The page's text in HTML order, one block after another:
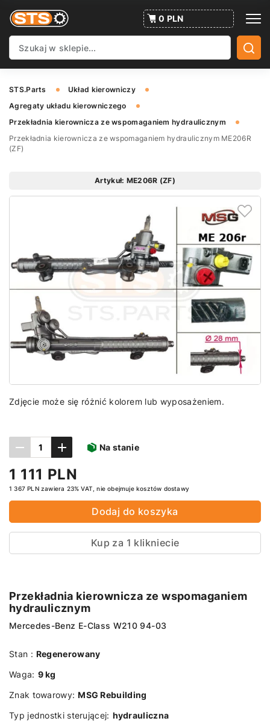
0 PLN
STS.Parts
Układ kierowniczy
Agregaty układu kierowniczego
Przekładnia kierownicza ze wspomaganiem hydraulicznym
Przekładnia kierownicza ze wspomaganiem hydraulicznym ME206R
(ZF)
Artykuł: ME206R (ZF)
Zdjęcie może się różnić kolorem lub wyposażeniem.
Przekładnia kierownicza ze wspomaganiem
hydraulicznym
Mercedes-Benz E-Class W210 94-03
Stan : Regenerowany
Waga: 9 kg
Znak towarowy: MSG Rebuilding
Typ jednostki sterującej: hydrauliczna
1 111 PLN
1 367 PLN zawiera 23% VAT, nie obejmuje kosztów dostawy
Na stanie
Dodaj do koszyka
Kup za 1 klikniecie